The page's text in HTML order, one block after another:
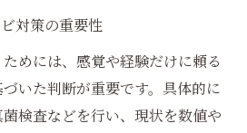
対策の重要性
めには、感覚や経験だけに頼る
いた判断が重要です。具体的に
検査などを行い、現状を数値や